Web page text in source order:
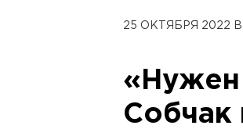
25 ОКТЯБРЯ 2022 В
«Нужен
Собчак